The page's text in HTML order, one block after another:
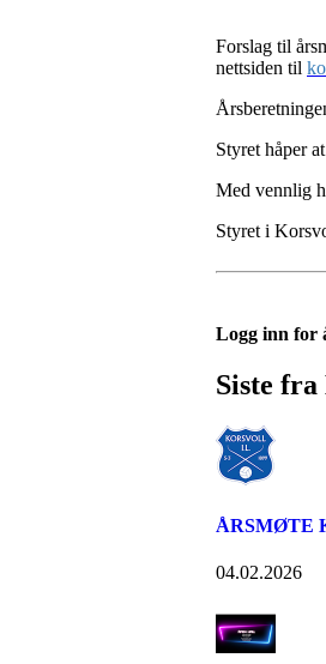
Forslag til
nettsiden til
Styret håper
Med vennlig
Styret i
Logg inn for
Siste
ÅRSMØTE
04.02.2026